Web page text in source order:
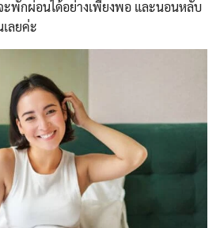
Search
ะพักผ่อนได้อย่างเพียงพอ และนอนหลับ
ลยค่ะ